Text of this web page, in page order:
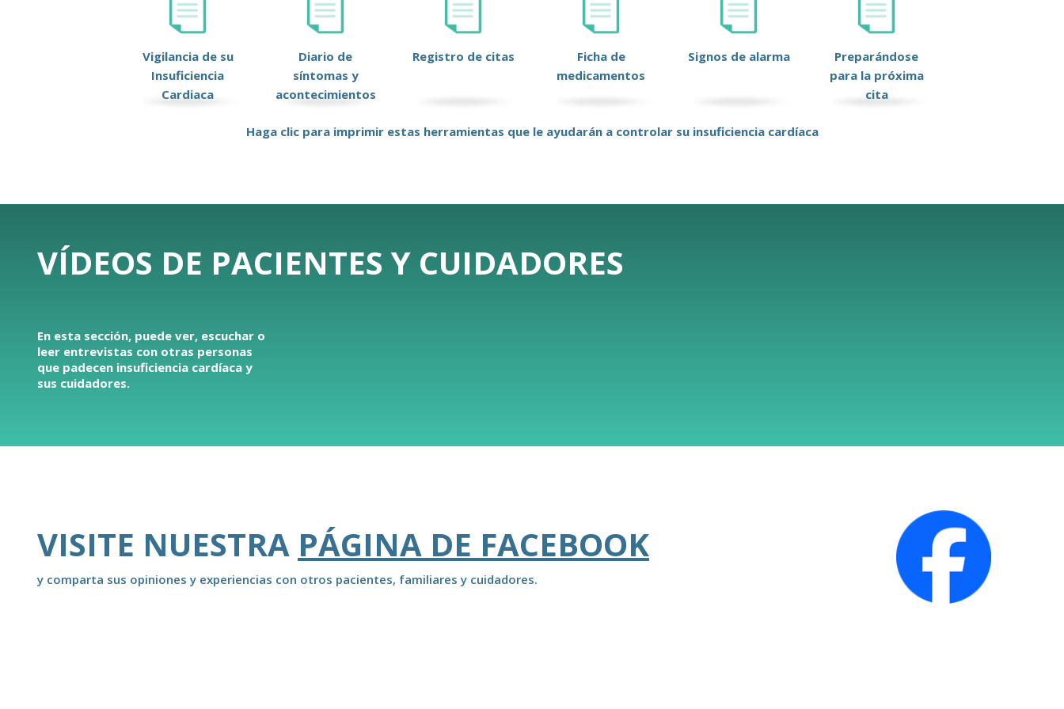
Vigilancia de su
Insuficiencia
Cardiaca
Diario de
síntomas y
acontecimientos
Registro de citas
Ficha de
medicamentos
Signos de alarma
Preparándose
para la próxima
cita
Haga clic para imprimir estas herramientas que le ayudarán a controlar su insuficiencia cardíaca
VÍDEOS DE PACIENTES Y CUIDADORES
En esta sección, puede ver, escuchar o
leer entrevistas con otras personas
que padecen insuficiencia cardíaca y
sus cuidadores.
VISITE NUESTRA PÁGINA DE FACEBOOK
y comparta sus opiniones y experiencias con otros pacientes, familiares y cuidadores.